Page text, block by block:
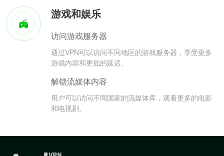
游戏和娱乐
访问游戏服务器
通过VPN可以访问不同地区的游戏服务器，享受更多
游戏内容和更低的延迟。
解锁流媒体内容
用户可以访问不同国家的流媒体库，观看更多的电影
和电视剧。